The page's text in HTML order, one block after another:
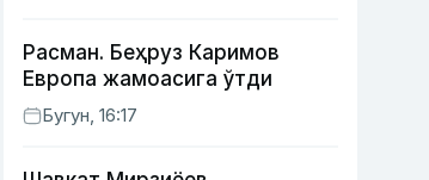
Расман. Беҳруз Каримов
Европа жамоасига ўтди
Бугун, 16:17